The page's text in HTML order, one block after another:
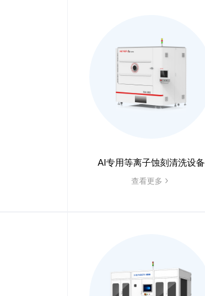
AI专用等离子蚀刻清洗设备
查看更多